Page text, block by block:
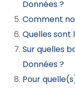
Données ?
Comment
Quelles sont
Sur quelles
Données ?
Pour